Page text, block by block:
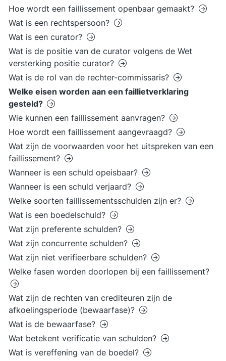
Hoe wordt een faillissement openbaar gemaakt?
Wat is een rechtspersoon?
Wat is een curator?
Wat is de positie van de curator volgens de Wet
versterking positie curator?
Wat is de rol van de rechter-commissaris?
Welke eisen worden aan een faillietverklaring
gesteld?
Wie kunnen een faillissement aanvragen?
Hoe wordt een faillissement aangevraagd?
Wat zijn de voorwaarden voor het uitspreken van een
faillissement?
Wanneer is een schuld opeisbaar?
Wanneer is een schuld verjaard?
Welke soorten faillissementsschulden zijn er?
Wat is een boedelschuld?
Wat zijn preferente schulden?
Wat zijn concurrente schulden?
Wat zijn niet verifieerbare schulden?
Welke fasen worden doorlopen bij een faillissement?
Wat zijn de rechten van crediteuren zijn de
afkoelingsperiode (bewaarfase)?
Wat is de bewaarfase?
Wat betekent verificatie van schulden?
Wat is vereffening van de boedel?